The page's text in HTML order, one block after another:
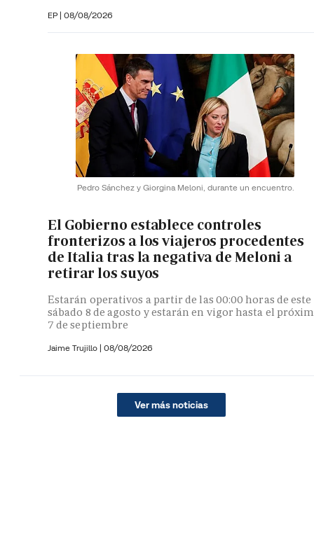
EP | 08/08/2026
Pedro Sánchez y Giorgina Meloni, durante un encuentro.
El Gobierno establece controles
fronterizos a los viajeros procedentes
de Italia tras la negativa de Meloni a
retirar los suyos
Estarán operativos a partir de las 00:00 horas de este
sábado 8 de agosto y estarán en vigor hasta el
7 de septiembre
Jaime Trujillo | 08/08/2026
Ver más noticias